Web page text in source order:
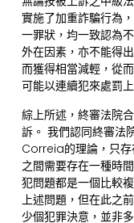
實施了加重詐騙行為
一罪狀，均一致認為
外在因素，亦不能得
而獲得相當減輕，從
可能以連續犯來處罰
綜上所述，終審法院
訴。 我們認同終審法
Correia的理論，只存
之間需要存在一種時
犯問題都是一個比較
上述問題，但在此之
少個犯罪決意，並非